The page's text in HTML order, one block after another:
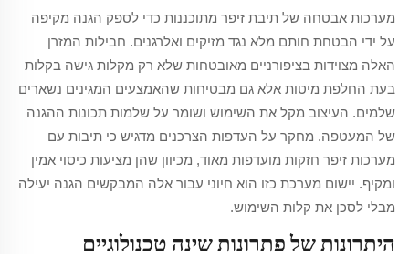
מערכות אבטחה של תיבת זיפר מתוכננות כדי לספק הגנה מקיפה
על ידי הבטחת חותם מלא נגד מזיקים ואלרגנים. חבילות המזרן
האלה מצוידות בציפורניים מאובטחות שלא רק מקלות גישה בקלות
בעת החלפת מיטות אלא גם מבטיחות שהאמצעים המגינים נשארים
שלמים. העיצוב מקל את השימוש ושומר על שלמות תכונות ההגנה
של המעטפה. מחקר על העדפות הצרכנים מדגיש כי תיבות עם
מערכות זיפר חזקות מועדפות מאוד, מכיוון שהן מציעות כיסוי אמין
ומקיף. יישום מערכת כזו הוא חיוני עבור אלה המבקשים הגנה יעילה
מבלי לסכן את קלות השימוש.
היתרונות של פתרונות שינה טכנולוגיים